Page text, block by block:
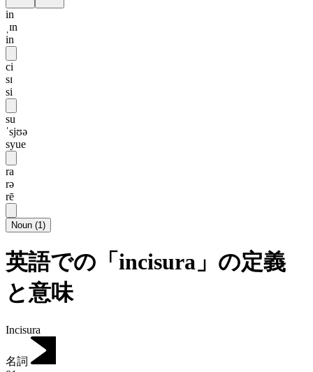
in
ˌɪn
in
ci
sɪ
si
su
ˈsjʊə
syue
ra
rə
rē
Noun (1)
英語での「incisura」の定義
と意味
Incisura
名詞